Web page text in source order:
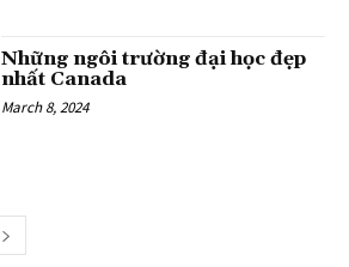
Những ngôi trường đại học đẹp
nhất Canada
March 8, 2024